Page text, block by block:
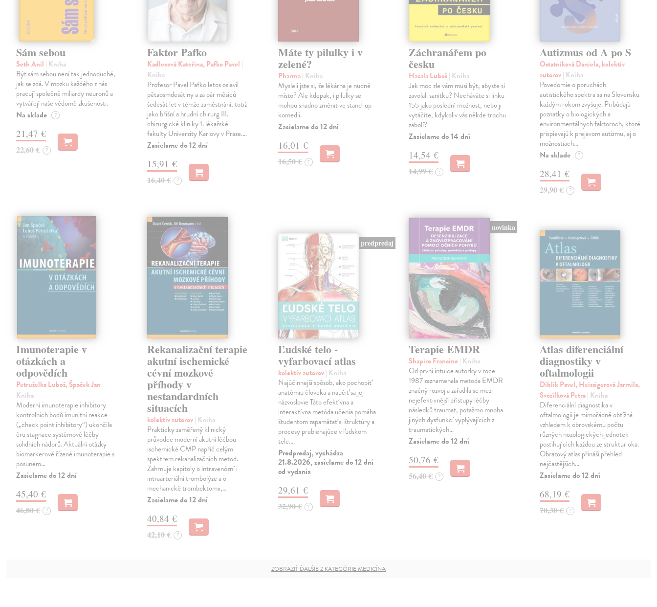
Sám sebou
Seth Anil | Kniha
Být sám sebou není tak jednoduché,
jak se zdá. V mozku každého z nás
pracují společně miliardy neuronů a
vytvářejí naše vědomé zkušenosti.
Na sklade ?
21,47 €
22,60 € ?
Faktor Pafko
Kadlecová Kateřina, Pafko Pavel |
Kniha
Profesor Pavel Pafko letos oslavil
pětaosmdesátiny a za pár měsíců
šedesát let v témže zaměstnání, totiž
jako břišní a hrudní chirurg III.
chirurgické kliniky 1. lékařské
fakulty Univerzity Karlovy v Praze.…
Zasielame do 12 dní
15,91 €
16,40 € ?
Máte ty pilulky i v
zelené?
Pharma| Kniha
Mysleli jste si, že lékárna je nudné
místo? Ale kdepak, i pilulky se
mohou snadno změnit ve stand-up
komedii.
Zasielame do 12 dní
16,01 €
16,50 € ?
Záchranářem po
česku
Hacala Luboš| Kniha
Jak moc zle vám musí být, abyste si
zavolali sanitku? Necháváte si linku
155 jako poslední možnost, nebo ji
vytáčíte, kdykoliv vás někde trochu
zabolí?
Zasielame do 14 dní
14,54 €
14,99 € ?
Autizmus od A po S
Ostatníková Daniela, kolektív
autorov| Kniha
Povedomie o poruchách
autistického spektra sa na Slovensku
každým rokom zvyšuje. Pribúdajú
poznatky o biologických a
environmentálnych faktoroch, ktoré
prispievajú k prejavom autizmu, aj o
možnostiach…
Na sklade ?
28,41 €
29,90 € ?
Imunoterapie v
otázkách a
odpovědích
Petruželka Luboš, Špaček Jan |
Kniha
Moderní imunoterapie inhibitory
kontrolních bodů imunitní reakce
(„check point inhibitory“) ukončila
éru stagnace systémové léčby
solidních nádorů. Aktuální otázky
biomarkerově řízené imunoterapie s
posunem…
Zasielame do 12 dní
45,40 €
46,80 € ?
Rekanalizační terapie
akutní ischemické
cévní mozkové
příhody v
nestandardních
situacích
kolektív autorov| Kniha
Prakticky zaměřený klinický
průvodce moderní akutní léčbou
ischemické CMP napříč celým
spektrem rekanalizačních metod.
Zahrnuje kapitoly o intravenózní i
intraarteriální trombolýze a o
mechanické trombektomii,…
Zasielame do 12 dní
40,84 €
42,10 € ?
predpredaj
Ľudské telo -
vyfarbovací atlas
kolektív autorov| Kniha
Najúčinnejší spôsob, ako pochopiť
anatómiu človeka a naučiť sa jej
názvoslovie Táto efektívna a
interaktívna metóda učenia pomáha
študentom zapamätať si štruktúry a
procesy prebiehajúce v ľudskom
tele.…
Predpredaj, vychádza
21.8.2026, zasielame do 12 dní
od vydania
29,61 €
32,90 € ?
novinka
Terapie EMDR
Shapiro Francine | Kniha
Od první intuice autorky v roce
1987 zaznamenala metoda EMDR
značný rozvoj a zařadila se mezi
nejefektivnější přístupy léčby
následků traumat, potažmo mnoha
jiných dysfunkcí vyplývajících z
traumatických…
Zasielame do 12 dní
50,76 €
56,40 € ?
Atlas diferenciální
diagnostiky v
oftalmologii
Diblík Pavel, Heissigerová Jarmila,
Svozílková Petra| Kniha
Diferenciální diagnostika v
oftalmologii je mimořádně obtížná
vzhledem k obrovskému počtu
různých nozologických jednotek
postihujících každou ze struktur oka.
Obrazový atlas přináší přehled
nejčastějších…
Zasielame do 12 dní
68,19 €
70,30 € ?
ZOBRAZIŤ ĎALŠIE Z KATEGÓRIE MEDICÍNA